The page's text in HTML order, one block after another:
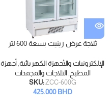
ثلاجة عرض زينيت بسعة 600 لتر
الإلكترونيات والأجهزة الكهربائية,أجهزة
المطبخ,الثلاجات والمجمدات
SKU:ZCC-600G
425.000BHD